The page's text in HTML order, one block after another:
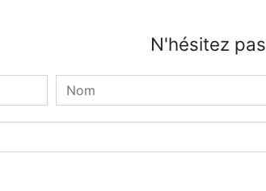
N'hésitez